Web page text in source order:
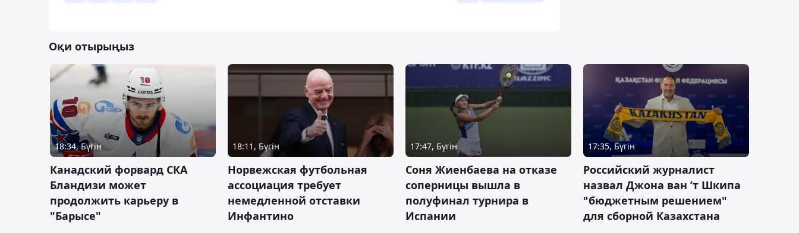
Оқи отырыңыз
18:34, Бүгін
Канадский форвард СКА
Бландизи может
продолжить карьеру в
"Барысе"
18:11, Бүгін
Норвежская футбольная
ассоциация требует
немедленной отставки
Инфантино
17:47, Бүгін
Соня Жиенбаева на отказе
соперницы вышла в
полуфинал турнира в
Испании
17:35, Бүгін
Российский журналист
назвал Джона ван ’т Шкипа
"бюджетным решением"
для сборной Казахстана